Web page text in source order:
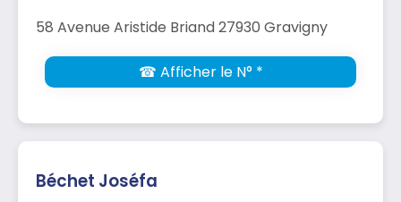
58 Avenue Aristide Briand 27930 Gravigny
☎ Afficher le N° *
Béchet Joséfa